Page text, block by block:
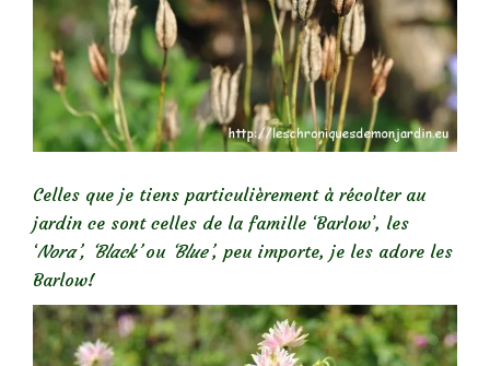
Celles que je tiens particulièrement à récolter au
jardin ce sont celles de la famille ‘Barlow’, les
‘Nora’, ‘Black’ou ‘Blue’, peu importe, je les adore les
Barlow!